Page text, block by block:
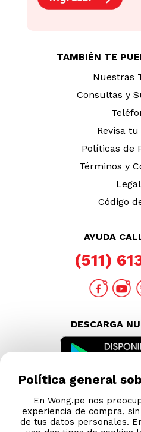
TAMBIÉN TE
Nuestras
Consultas y
Revisa
Políticas de
Términos y
Código
AYUDA
(511)
DESCARGA
Política general
En Wong.pe nos
experiencia de compra,
de tus datos personales.